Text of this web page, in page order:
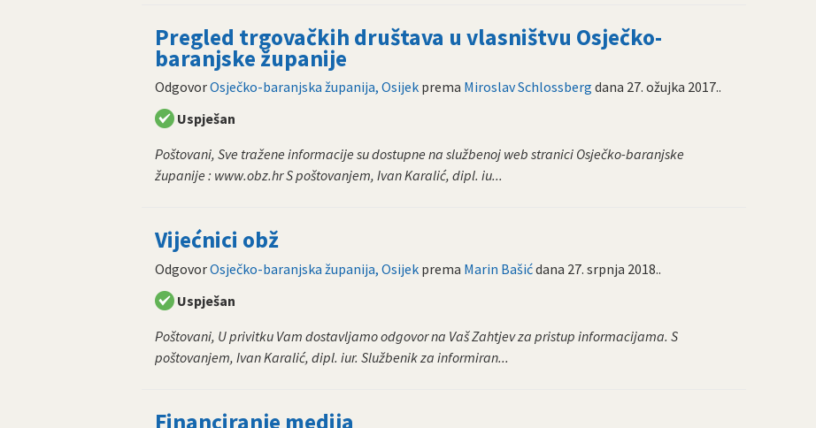
Pregled trgovačkih društava u vlasništvu Osječko-
baranjske županije
OdgovorOsječko-baranjska županija, Osijek prema Miroslav Schlossberg dana 27. ožujka 2017..
Uspješan
Poštovani, Sve tražene informacije su dostupne na službenoj web stranici Osječko-baranjske
županije : www.obz.hr S poštovanjem, Ivan Karalić, dipl. iu...
Vijećnici obž
OdgovorOsječko-baranjska županija, Osijek prema Marin Bašićdana 27. srpnja 2018..
Uspješan
Poštovani, U privitku Vam dostavljamo odgovor na Vaš Zahtjev za pristup informacijama. S
poštovanjem, Ivan Karalić, dipl. iur. Službenik za informiran...
Financiranje medija